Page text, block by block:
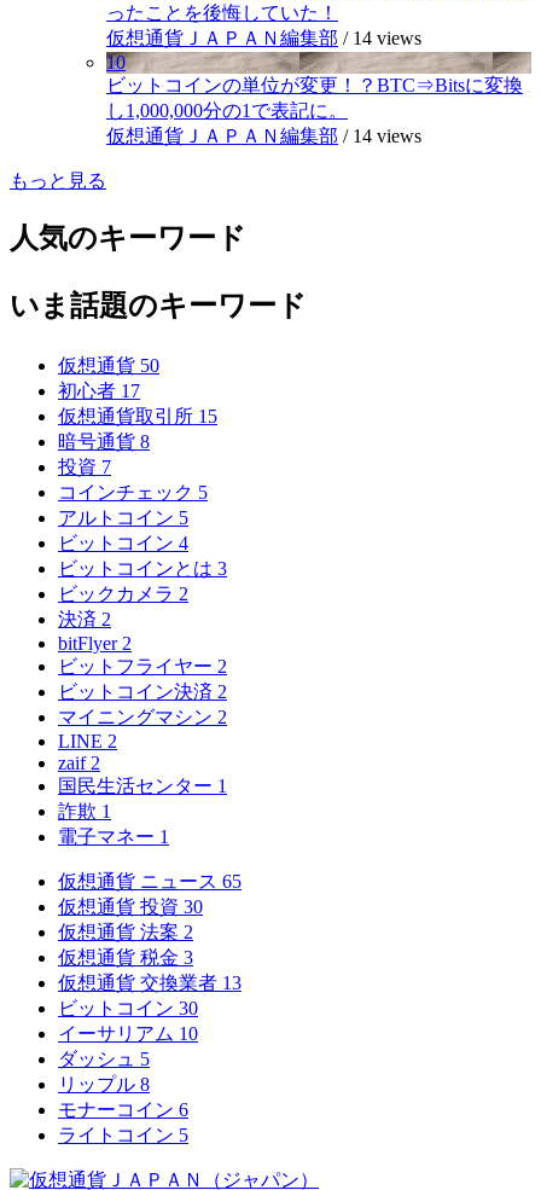
ったことを後悔していた！
仮想通貨ＪＡＰＡＮ編集部 / 14 views
10
ビットコインの単位が変更！？BTC⇒Bitsに変換
し1,000,000分の1で表記に。
仮想通貨ＪＡＰＡＮ編集部 / 14 views
もっと見る
人気のキーワード
いま話題のキーワード
仮想通貨 50
初心者 17
仮想通貨取引所 15
暗号通貨 8
投資 7
コインチェック 5
アルトコイン 5
ビットコイン 4
ビットコインとは 3
ビックカメラ 2
決済 2
bitFlyer 2
ビットフライヤー 2
ビットコイン決済 2
マイニングマシン 2
LINE 2
zaif 2
国民生活センター 1
詐欺 1
電子マネー 1
仮想通貨 ニュース 65
仮想通貨 投資 30
仮想通貨 法案 2
仮想通貨 税金 3
仮想通貨 交換業者 13
ビットコイン 30
イーサリアム 10
ダッシュ 5
リップル 8
モナーコイン 6
ライトコイン 5